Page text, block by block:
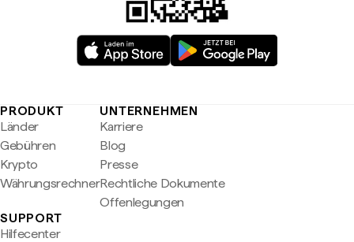
PRODUKT
Länder
Gebühren
Krypto
Währungsrechner
UNTERNEHMEN
Karriere
Blog
Presse
Rechtliche Dokumente
Offenlegungen
SUPPORT
Hilfecenter